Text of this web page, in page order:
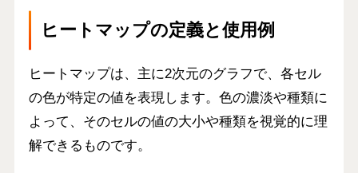
ヒートマップの定義と使用例
ヒートマップは、主に2次元のグラフで、各セル
の色が特定の値を表現します。色の濃淡や種類に
よって、そのセルの値の大小や種類を視覚的に理
解できるものです。